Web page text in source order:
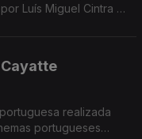
Luís Miguel Cintra e
realizada
portugueses